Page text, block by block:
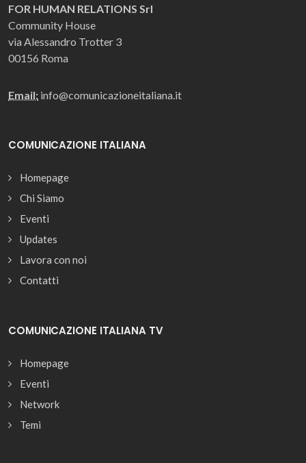
FOR HUMAN RELATIONS Srl
Community House
via Alessandro Trotter 3
00156 Roma
Email: info@comunicazioneitaliana.it
COMUNICAZIONE ITALIANA
Homepage
Chi Siamo
Eventi
Updates
Lavora con noi
Contatti
COMUNICAZIONE ITALIANA TV
Homepage
Eventi
Network
Temi